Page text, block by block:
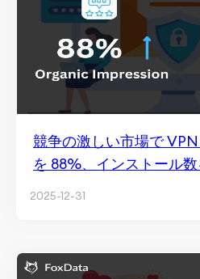
競争の激しい市場で
を 88%、インストール
2025-12-31